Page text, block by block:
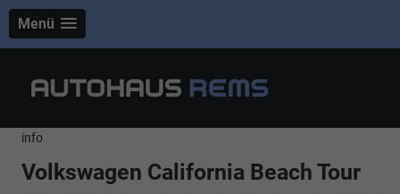
Menü
info
Volkswagen California Beach Tour